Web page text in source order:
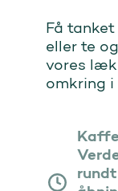
Få
eller te
vores
omkring i